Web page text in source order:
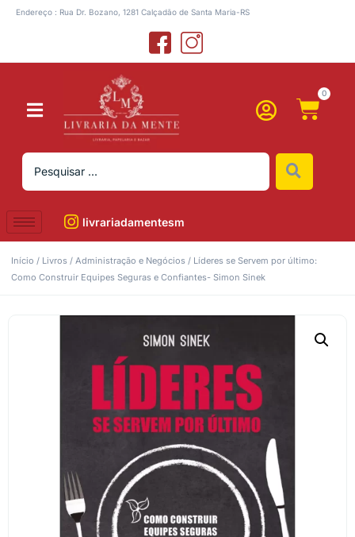
Endereço : Rua Dr. Bozano, 1281 Calçadão de Santa Maria-RS
0
livrariadamentesm
Início / Livros / Administração e Negócios / Líderes se Servem por último:
Como Construir Equipes Seguras e Confiantes- Simon Sinek